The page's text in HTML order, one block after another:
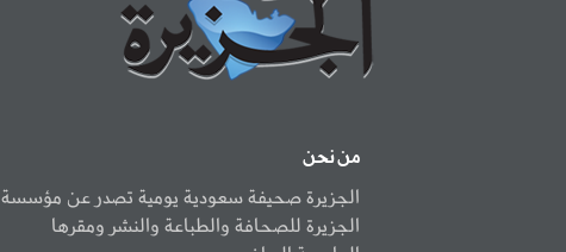
من نحن
الجزيرة صحيفة سعودية يومية تصدر عن مؤسسة
الجزيرة للصحافة والطباعة والنشر ومقرها